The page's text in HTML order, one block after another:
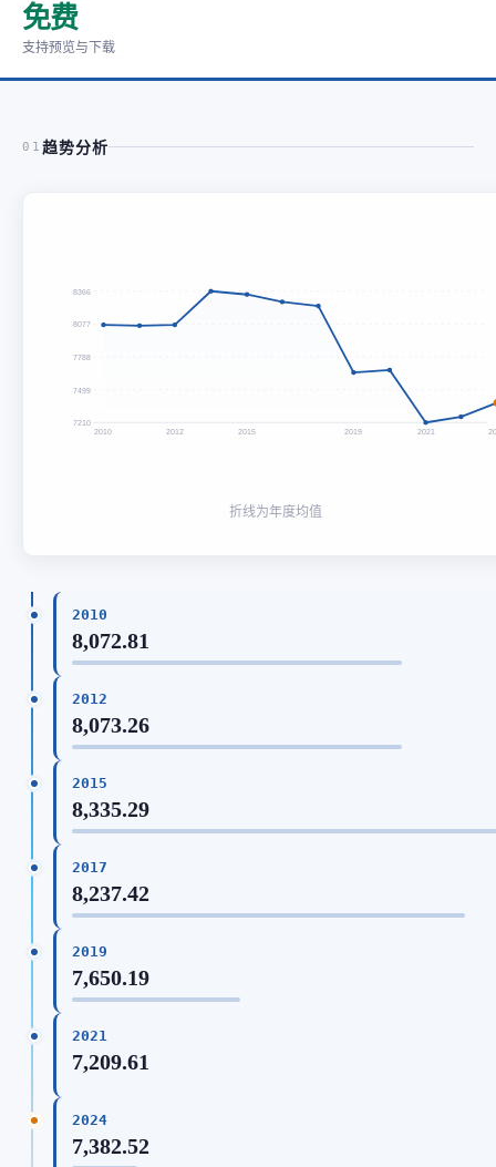
免费
支持预览与下载
01 趋势分析
8366
8077
7788
7499
7210
2010 2012 2015 2019 2021
折线为年度均值
2010
8,072.81
2012
8,073.26
2015
8,335.29
2017
8,237.42
2019
7,650.19
2021
7,209.61
2024
7,382.52